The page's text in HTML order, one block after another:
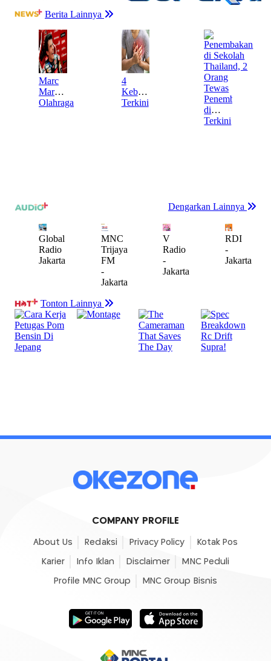
COMPANY PROFILE
About Us Redaksi Privacy Policy Kotak Pos
Karier Info Iklan Disclaimer MNC Peduli
Profile MNC Group MNC Group Bisnis